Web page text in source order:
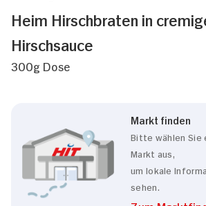
Heim Hirschbraten in
Hirschsauce
300g Dose
Markt finden
Bitte wählen Sie
Markt aus,
um lokale
sehen.